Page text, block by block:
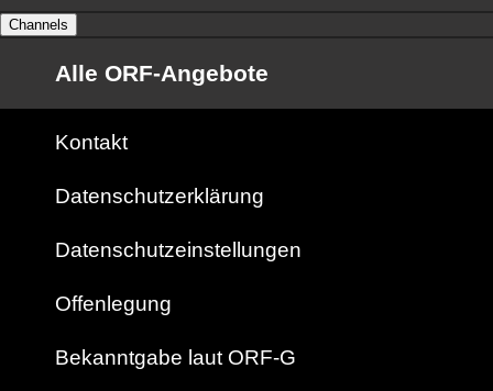
Channels
Alle ORF-Angebote
Kontakt
Datenschutzerklärung
Datenschutzeinstellungen
Offenlegung
Bekanntgabe laut ORF-G